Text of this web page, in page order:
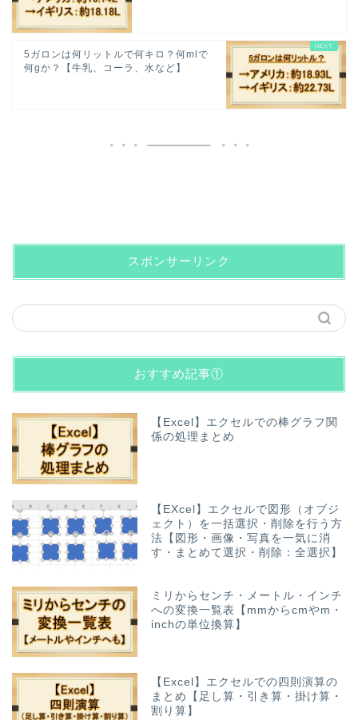
5ガロンは何リットルで何キロ？何mlで
何gか？【牛乳、コーラ、水など】
スポンサーリンク
おすすめ記事①
【Excel】エクセルでの棒グラフ関
係の処理まとめ
【EXcel】エクセルで図形（オブジ
ェクト）を一括選択・削除を行う方
法【図形・画像・写真を一気に消
す・まとめて選択・削除：全選択】
ミリからセンチ・メートル・インチ
への変換一覧表【mmからcmやm・
inchの単位換算】
【Excel】エクセルでの四則演算の
まとめ【足し算・引き算・掛け算・
割り算】